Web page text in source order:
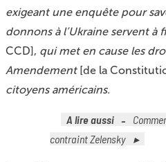
exigeant une enquête pour
donnons à l’Ukraine servent à
CCD], qui met en cause les
Amendement[de la
citoyens américains.
A lire aussi
contraint Zelensky